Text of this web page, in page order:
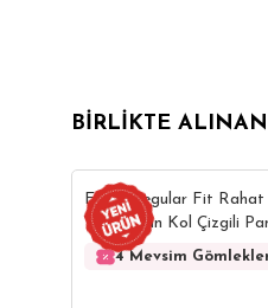
BIRLIKTE
Erkek Regular Fit Rahat
Yaka Uzun Kol Çizgili
4 Mevsim